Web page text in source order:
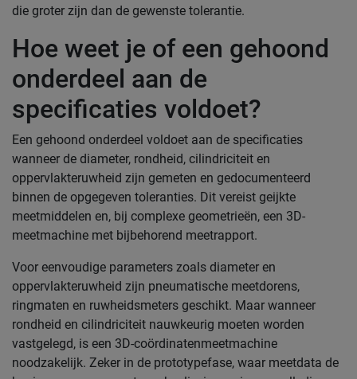
die groter zijn dan de gewenste tolerantie.
Hoe weet je of een gehoond
onderdeel aan de
specificaties voldoet?
Een gehoond onderdeel voldoet aan de specificaties
wanneer de diameter, rondheid, cilindriciteit en
oppervlakteruwheid zijn gemeten en gedocumenteerd
binnen de opgegeven toleranties. Dit vereist geijkte
meetmiddelen en, bij complexe geometrieën, een 3D-
meetmachine met bijbehorend meetrapport.
Voor eenvoudige parameters zoals diameter en
oppervlakteruwheid zijn pneumatische meetdorens,
ringmaten en ruwheidsmeters geschikt. Maar wanneer
rondheid en cilindriciteit nauwkeurig moeten worden
vastgelegd, is een 3D-coördinatenmeetmachine
noodzakelijk. Zeker in de prototypefase, waar meetdata de